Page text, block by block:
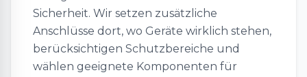
Sicherheit. Wir setzen zusätzliche
Anschlüsse dort, wo Geräte wirklich stehen,
berücksichtigen Schutzbereiche und
wählen geeignete Komponenten für